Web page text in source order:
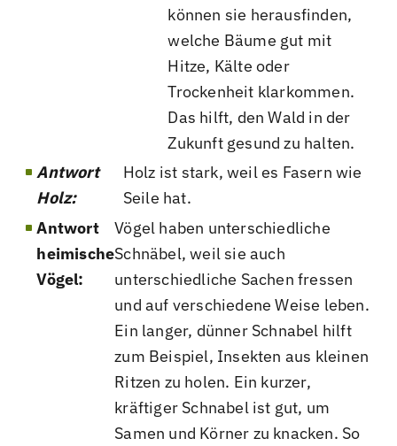
können sie herausfinden,
welche Bäume gut mit
Hitze, Kälte oder
Trockenheit klarkommen.
Das hilft, den Wald in der
Zukunft gesund zu halten.
Antwort
Holz:
Holz ist stark, weil es Fasern wie
Seile hat.
Antwort
heimische
Vögel:
Vögel haben unterschiedliche
Schnäbel, weil sie auch
unterschiedliche Sachen fressen
und auf verschiedene Weise leben.
Ein langer, dünner Schnabel hilft
zum Beispiel, Insekten aus kleinen
Ritzen zu holen. Ein kurzer,
kräftiger Schnabel ist gut, um
Samen und Körner zu knacken. So